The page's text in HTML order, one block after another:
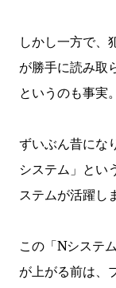
しかし一方で、
が勝手に読み取
というのも事実。
ずいぶん昔にな
システム」とい
ステムが活躍し
この「Nシステ
が上がる前は、